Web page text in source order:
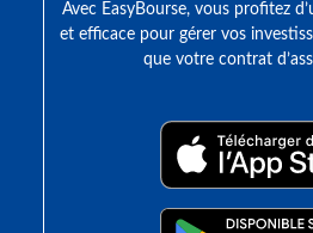
Avec EasyBourse, vous profitez
et efficace pour gérer vos
que votre contrat